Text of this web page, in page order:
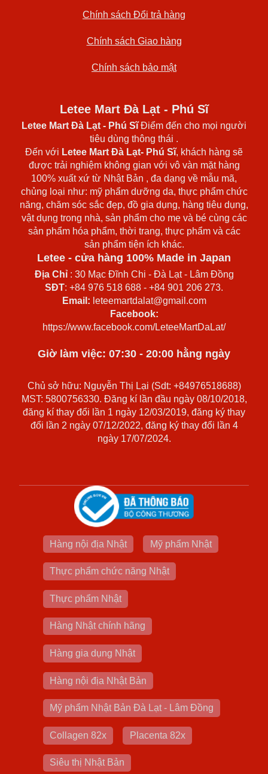
Chính sách Đổi trả hàng
Chính sách Giao hàng
Chính sách bảo mật
Letee Mart Đà Lạt - Phú Sĩ
Letee Mart Đà Lạt - Phú SĩĐiểm đến cho mọi người
tiêu dùng thông thái .
Đến với Letee Mart Đà Lạt- Phú Sĩ, khách hàng sẽ
được trải nghiệm không gian với vô vàn mặt hàng
100% xuất xứ từ Nhật Bản , đa dạng về mẫu mã,
chủng loại như: mỹ phẩm dưỡng da, thực phẩm chức
năng, chăm sóc sắc đẹp, đồ gia dụng, hàng tiêu dụng,
vật dụng trong nhà, sản phẩm cho mẹ và bé cùng các
sản phẩm hóa phẩm, thời trang, thực phẩm và các
sản phẩm tiện ích khác.
Letee - cửa hàng 100% Made in Japan
Địa Chỉ: 30 Mạc Đĩnh Chi - Đà Lạt - Lâm Đồng
SĐT: +84 976 518 688 - +84 901 206 273.
Email: leteemartdalat@gmail.com
Facebook:
https://www.facebook.com/LeteeMartDaLat/
Giờ làm việc: 07:30 - 20:00 hằng ngày
Chủ sở hữu: Nguyễn Thị Lại (Sdt: +84976518688)
MST: 5800756330. Đăng kí lần đầu ngày 08/10/2018,
đăng kí thay đổi lần 1 ngày 12/03/2019, đăng ký thay
đổi lần 2 ngày 07/12/2022, đăng ký thay đổi lần 4
ngày 17/07/2024.
Hàng nội địa Nhật Mỹ phẩm Nhật
Thực phẩm chức năng Nhật
Thực phẩm Nhật
Hàng Nhật chính hãng
Hàng gia dụng Nhật
Hàng nội địa Nhật Bản
Mỹ phẩm Nhật Bản Đà Lạt - Lâm Đồng
Collagen 82x Placenta 82x
Siêu thị Nhật Bản